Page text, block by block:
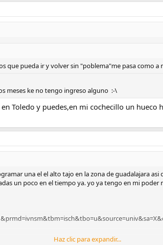
que pueda ir y volver sin "poblema"me pasa como
meses ke no tengo ingreso alguno :-\
Toledo y puedes,en mi cochecillo un hueco
una el el alto tajo en la zona de guadalajara
un poco en el tiempo ya. yo ya tengo en mi
Haz clic para expandir...